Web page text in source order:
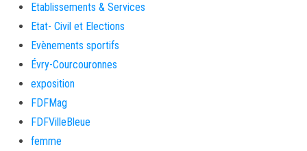
Etablissements & Services
Etat- Civil et Elections
Evènements sportifs
Évry-Courcouronnes
exposition
FDFMag
FDFVilleBleue
femme